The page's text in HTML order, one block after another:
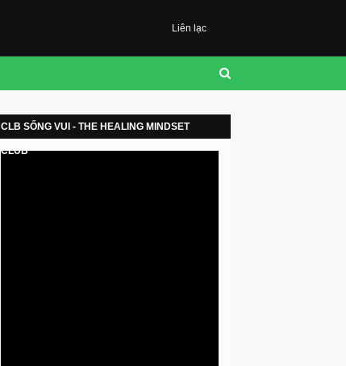
Liên lạc
CLB SỐNG VUI - THE HEALING MINDSET
CLUB